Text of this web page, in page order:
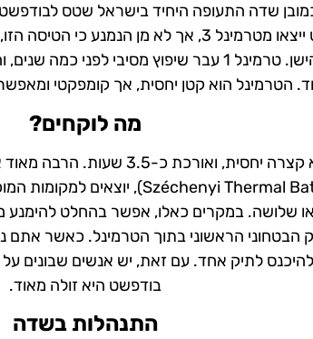
שדה התעופה היחיד בישראל שטס
מהמקרים, הטיסות לבודפשט ייצאו מטרמינל 3,
לואו קוסט, תצא מטרמינל 1 הישן. טרמינל 1 עבר
הטרמינל הוא קטן יחסית, אך קומפקטי
מה לוקחים?
כאמור, הטיסה לבודפשט היא
או שלושה. במקרים כאלו, אפשר בהחלט להימנע
לתיק אחד. עם זאת, יש אנשים שבונים על
בודפשט היא זולה מאוד.
התנהלות בשדה